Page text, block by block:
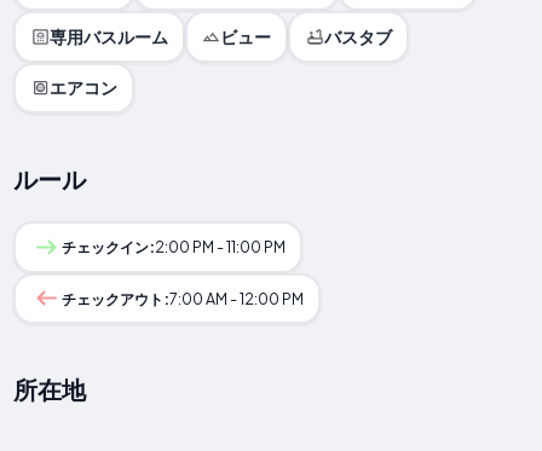
専用バスルーム ビュー バスタブ
エアコン
ルール
チェックイン:2:00 PM - 11:00 PM
チェックアウト:7:00 AM - 12:00 PM
所在地